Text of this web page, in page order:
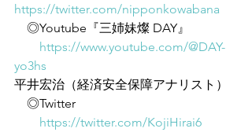
https://twitter.com/nipponkowabana
◎Youtube『三姉妹燦 DAY』
https://www.youtube.com/@DAY-
yo3hs
平井宏治（経済安全保障アナリスト）
◎Twitter
https://twitter.com/KojiHirai6